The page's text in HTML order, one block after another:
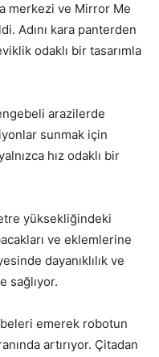
merkezi ve Mirror Me
Adını kara panterden
odaklı bir tasarımla
arazilerde
sunmak için
hız odaklı bir
yüksekliğindeki
ve eklemlerine
dayanıklılık ve
sağlıyor.
emerek robotun
artırıyor. Çitadan